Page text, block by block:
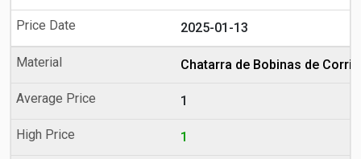
2025-01-13
Chatarra de Bobinas de
1
1